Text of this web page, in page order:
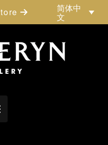
简体中
文